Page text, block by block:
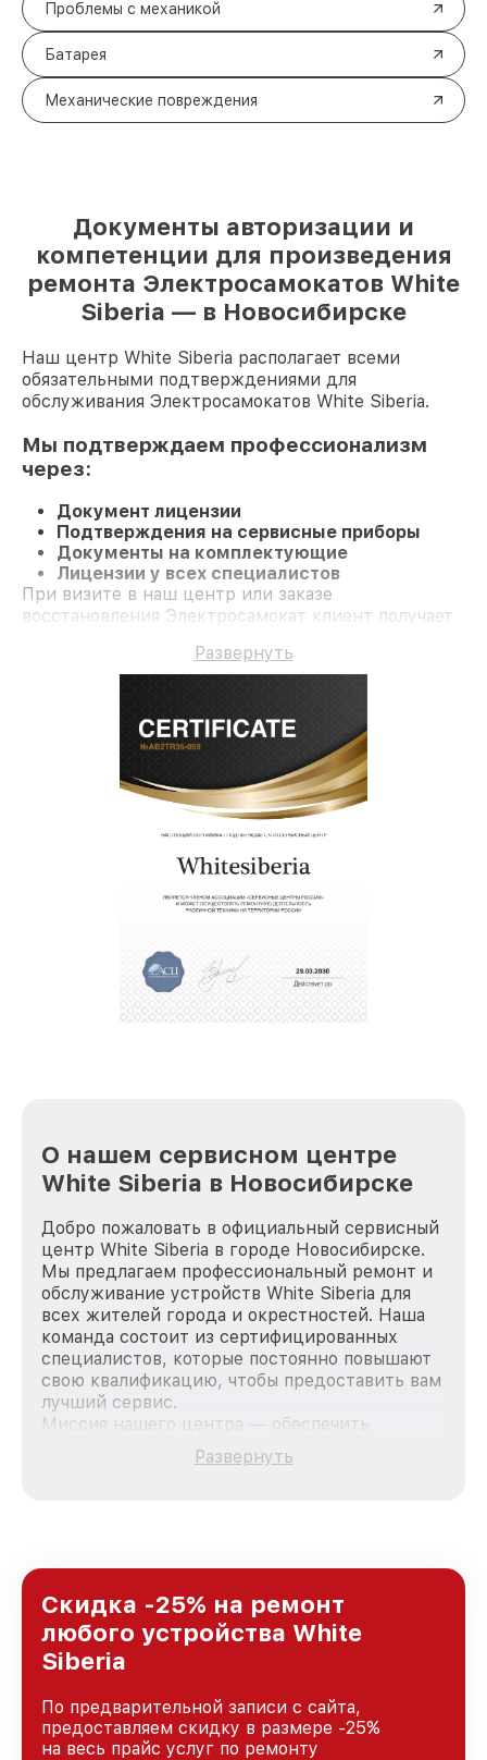
Проблемы с механикой
Батарея
Механические повреждения
Документы авторизации и
компетенции для произведения
ремонта Электросамокатов White
Siberia — в Новосибирске
Наш центр White Siberia располагает всеми
обязательными подтверждениями для
обслуживания Электросамокатов White Siberia.
Мы подтверждаем профессионализм
через:
Документ лицензии
Подтверждения на сервисные приборы
Документы на комплектующие
Лицензии у всех специалистов
При визите в наш центр или заказе
восстановления Электросамокат клиент получает
Развернуть
О нашем сервисном центре
White Siberia в Новосибирске
Добро пожаловать в официальный сервисный
центр White Siberia в городе Новосибирске.
Мы предлагаем профессиональный ремонт и
обслуживание устройств White Siberia для
всех жителей города и окрестностей. Наша
команда состоит из сертифицированных
специалистов, которые постоянно повышают
свою квалификацию, чтобы предоставить вам
лучший сервис.
Миссия нашего центра — обеспечить
качественный и доступный ремонт для
каждого пользователя продукции White
White Siberia в городе Новосибирске,
постоянно повышая уровень доверия и
лояльности наших клиентов.
Развернуть
Скидка -25% на ремонт
любого устройства White
Siberia
По предварительной записи с сайта,
предоставляем скидку в размере -25%
на весь прайс услуг по ремонту